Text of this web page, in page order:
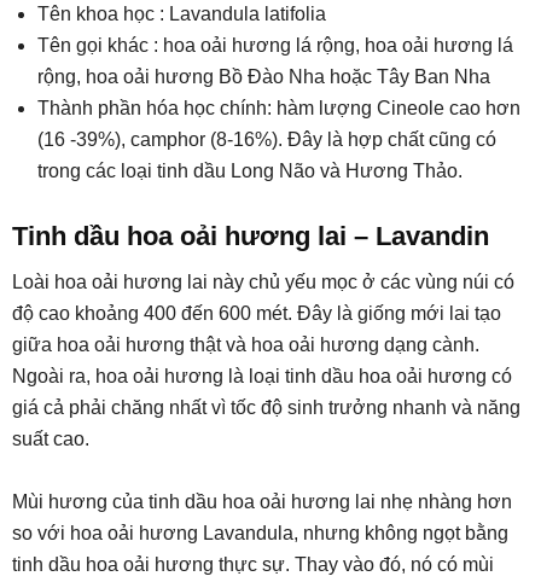
Tên khoa học : Lavandula latifolia
Tên gọi khác : hoa oải hương lá rộng, hoa oải hương lá
rộng, hoa oải hương Bồ Đào Nha hoặc Tây Ban Nha
Thành phần hóa học chính: hàm lượng Cineole cao hơn
(16 -39%), camphor (8-16%). Đây là hợp chất cũng có
trong các loại tinh dầu Long Não và Hương Thảo.
Tinh dầu hoa oải hương lai – Lavandin
Loài hoa oải hương lai này chủ yếu mọc ở các vùng núi có
độ cao khoảng 400 đến 600 mét. Đây là giống mới lai tạo
giữa hoa oải hương thật và hoa oải hương dạng cành.
Ngoài ra, hoa oải hương là loại tinh dầu hoa oải hương có
giá cả phải chăng nhất vì tốc độ sinh trưởng nhanh và năng
suất cao.
Mùi hương của tinh dầu hoa oải hương lai nhẹ nhàng hơn
so với hoa oải hương Lavandula, nhưng không ngọt bằng
tinh dầu hoa oải hương thực sự. Thay vào đó, nó có mùi